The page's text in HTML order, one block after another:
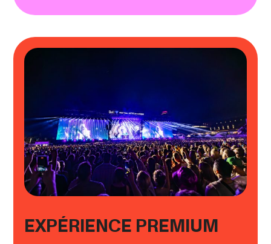
EXPÉRIENCE PREMIUM